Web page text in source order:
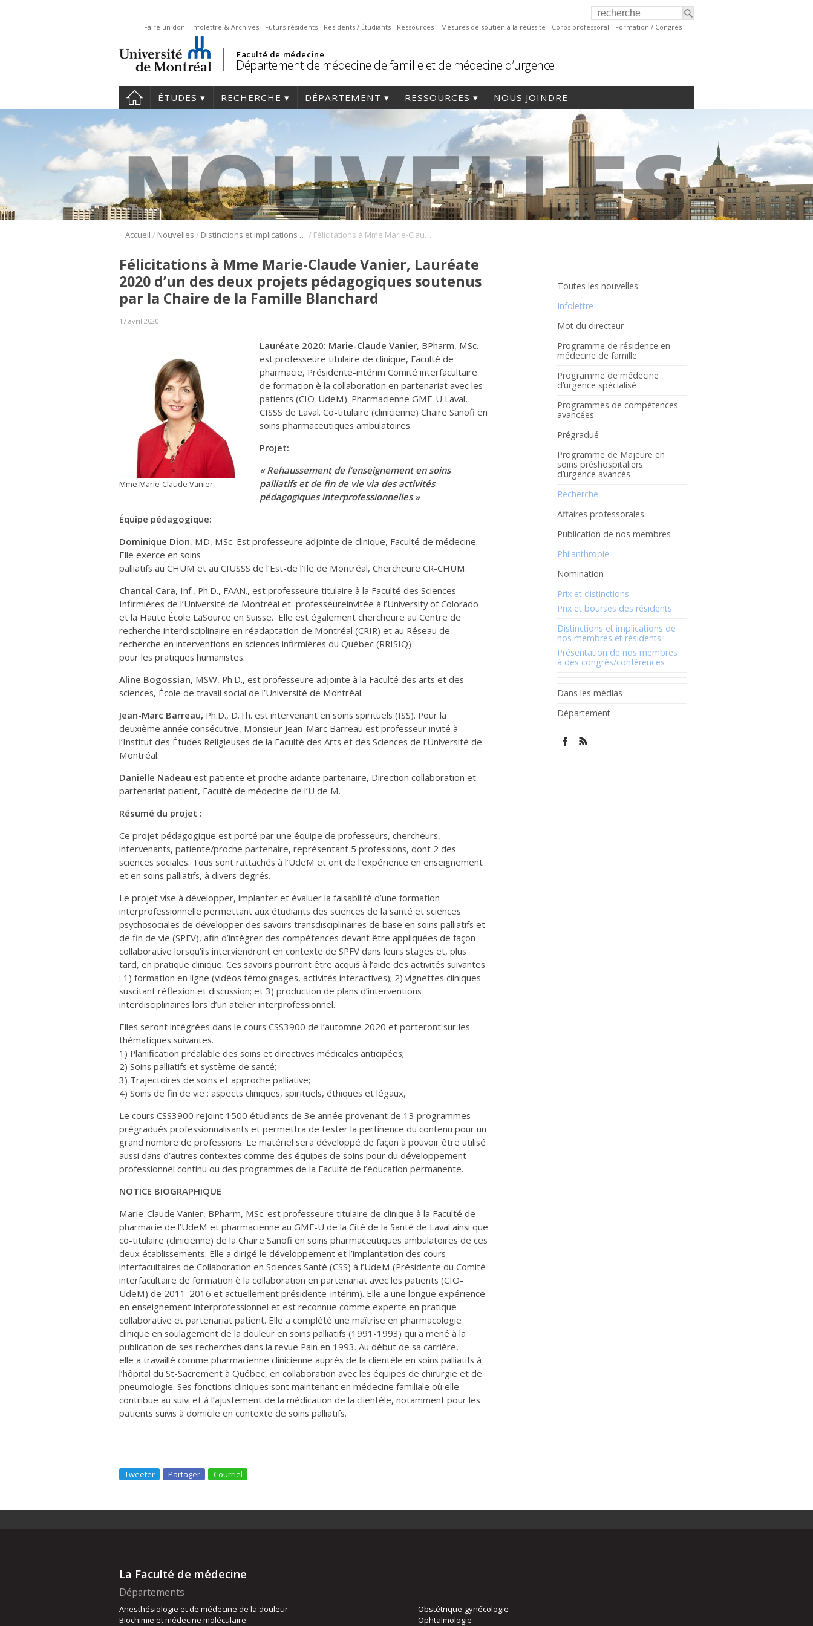
Faire un don Infolettre & Archives Futurs résidents Résidents / Étudiants Ressources – Mesures de soutien à la réussite Corps professoral Formation / Congrès
Faculté de médecine
Département de médecine de famille et de médecine d’urgence
ÉTUDES RECHERCHE DÉPARTEMENT RESSOURCES NOUS JOINDRE
Accueil / Nouvelles / Distinctions et implications de nos membres et résidents / Félicitations à Mme Marie-Claude Vanier, Lauréate 2020 d’un des deux projets pédagogiques soutenus par la Chaire de la Famille Blanchard
Toutes les nouvelles
Infolettre
Mot du directeur
Programme de résidence en
médecine de famille
Programme de médecine
d’urgence spécialisé
Programmes de compétences
avancées
Prégradué
Programme de Majeure en
soins préshospitaliers
d’urgence avancés
Recherche
Affaires professorales
Publication de nos membres
Philanthropie
Nomination
Prix et distinctions
Prix et bourses des résidents
Distinctions et implications de
nos membres et résidents
Présentation de nos membres
à des congrès/conférences
Dans les médias
Département
Félicitations à Mme Marie-Claude Vanier, Lauréate
2020 d’un des deux projets pédagogiques soutenus
par la Chaire de la Famille Blanchard
17 avril 2020
Mme Marie-Claude Vanier
Lauréate 2020: Marie-Claude Vanier, BPharm, MSc.
est professeure titulaire de clinique, Faculté de
pharmacie, Présidente-intérim Comité interfacultaire
de formation è la collaboration en partenariat avec les
patients (CIO-UdeM). Pharmacienne GMF-U Laval,
CISSS de Laval. Co-titulaire (clinicienne) Chaire Sanofi en
soins pharmaceutiques ambulatoires.
Projet:
« Rehaussement de l’enseignement en soins
palliatifs et de fin de vie via des activités
pédagogiques interprofessionnelles »
Équipe pédagogique:
Dominique Dion, MD, MSc. Est professeure adjointe de clinique, Faculté de médecine.
Elle exerce en soins
palliatifs au CHUM et au CIUSSS de l’Est-de l’Ile de Montréal, Chercheure CR-CHUM.
Chantal Cara, Inf., Ph.D., FAAN., est professeure titulaire à la Faculté des Sciences
Infirmières de l’Université de Montréal et professeureinvitée à l’University of Colorado
et la Haute École LaSource en Suisse. Elle est également chercheure au Centre de
recherche interdisciplinaire en réadaptation de Montréal (CRIR) et au Réseau de
recherche en interventions en sciences infirmières du Québec (RRISIQ)
pour les pratiques humanistes.
Aline Bogossian, MSW, Ph.D., est professeure adjointe à la Faculté des arts et des
sciences, École de travail social de l’Université de Montréal.
Jean-Marc Barreau, Ph.D., D.Th. est intervenant en soins spirituels (ISS). Pour la
deuxième année consécutive, Monsieur Jean-Marc Barreau est professeur invité à
l’Institut des Études Religieuses de la Faculté des Arts et des Sciences de l’Université de
Montréal.
Danielle Nadeau est patiente et proche aidante partenaire, Direction collaboration et
partenariat patient, Faculté de médecine de l’U de M.
Résumé du projet :
Ce projet pédagogique est porté par une équipe de professeurs, chercheurs,
intervenants, patiente/proche partenaire, représentant 5 professions, dont 2 des
sciences sociales. Tous sont rattachés à l’UdeM et ont de l’expérience en enseignement
et en soins palliatifs, à divers degrés.
Le projet vise à développer, implanter et évaluer la faisabilité d’une formation
interprofessionnelle permettant aux étudiants des sciences de la santé et sciences
psychosociales de développer des savoirs transdisciplinaires de base en soins palliatifs et
de fin de vie (SPFV), afin d’intégrer des compétences devant être appliquées de façon
collaborative lorsqu’ils interviendront en contexte de SPFV dans leurs stages et, plus
tard, en pratique clinique. Ces savoirs pourront être acquis à l’aide des activités suivantes
: 1) formation en ligne (vidéos témoignages, activités interactives); 2) vignettes cliniques
suscitant réflexion et discussion; et 3) production de plans d’interventions
interdisciplinaires lors d’un atelier interprofessionnel.
Elles seront intégrées dans le cours CSS3900 de l’automne 2020 et porteront sur les
thématiques suivantes.
1) Planification préalable des soins et directives médicales anticipées;
2) Soins palliatifs et système de santé;
3) Trajectoires de soins et approche palliative;
4) Soins de fin de vie : aspects cliniques, spirituels, éthiques et légaux,
Le cours CSS3900 rejoint 1500 étudiants de 3e année provenant de 13 programmes
prégradués professionnalisants et permettra de tester la pertinence du contenu pour un
grand nombre de professions. Le matériel sera développé de façon à pouvoir être utilisé
aussi dans d’autres contextes comme des équipes de soins pour du développement
professionnel continu ou des programmes de la Faculté de l’éducation permanente.
NOTICE BIOGRAPHIQUE
Marie-Claude Vanier, BPharm, MSc. est professeure titulaire de clinique à la Faculté de
pharmacie de l’UdeM et pharmacienne au GMF-U de la Cité de la Santé de Laval ainsi que
co-titulaire (clinicienne) de la Chaire Sanofi en soins pharmaceutiques ambulatoires de ces
deux établissements. Elle a dirigé le développement et l’implantation des cours
interfacultaires de Collaboration en Sciences Santé (CSS) à l’UdeM (Présidente du Comité
interfacultaire de formation è la collaboration en partenariat avec les patients (CIO-
UdeM) de 2011-2016 et actuellement présidente-intérim). Elle a une longue expérience
en enseignement interprofessionnel et est reconnue comme experte en pratique
collaborative et partenariat patient. Elle a complété une maîtrise en pharmacologie
clinique en soulagement de la douleur en soins palliatifs (1991-1993) qui a mené à la
publication de ses recherches dans la revue Pain en 1993. Au début de sa carrière,
elle a travaillé comme pharmacienne clinicienne auprès de la clientèle en soins palliatifs à
l’hôpital du St-Sacrement à Québec, en collaboration avec les équipes de chirurgie et de
pneumologie. Ses fonctions cliniques sont maintenant en médecine familiale où elle
contribue au suivi et à l’ajustement de la médication de la clientèle, notamment pour les
patients suivis à domicile en contexte de soins palliatifs.
Tweeter Partager Courriel
La Faculté de médecine
Départements
Anesthésiologie et de médecine de la douleur
Biochimie et médecine moléculaire
Obstétrique-gynécologie
Ophtalmologie